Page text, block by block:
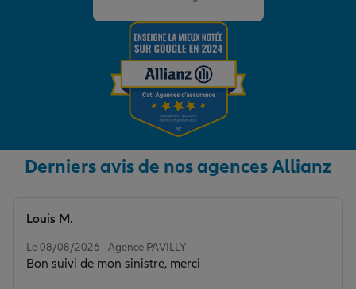
Derniers avis de nos agences Allianz
Le 08/08/2026 - Agence PAVILLY
Bon suivi de mon sinistre, merci
Louis M.